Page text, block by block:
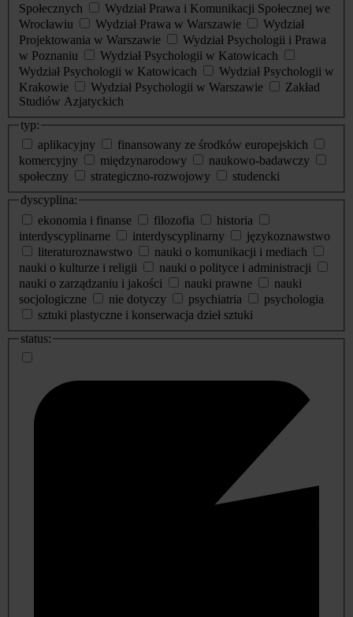
Społecznych
Wydział Prawa i Komunikacji Społecznej we
Wrocławiu
Wydział Prawa w Warszawie
Wydział
Projektowania w Warszawie
Wydział Psychologii i Prawa
w Poznaniu
Wydział Psychologii w Katowicach
Wydział Psychologii w Katowicach
Wydział Psychologii w
Krakowie
Wydział Psychologii w Warszawie
Zakład
Studiów Azjatyckich
typ:
aplikacyjny
finansowany ze środków europejskich
komercyjny
międzynarodowy
naukowo-badawczy
społeczny
strategiczno-rozwojowy
studencki
dyscyplina:
ekonomia i finanse
filozofia
historia
interdyscyplinarne
interdyscyplinarny
językoznawstwo
literaturoznawstwo
nauki o komunikacji i mediach
nauki o kulturze i religii
nauki o polityce i administracji
nauki o zarządzaniu i jakości
nauki prawne
nauki
socjologiczne
nie dotyczy psychiatria
psychologia
sztuki plastyczne i konserwacja dzieł sztuki
status: